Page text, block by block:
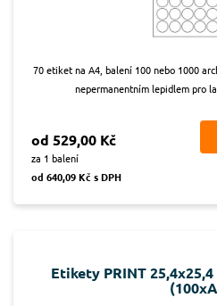
70 etiket na A4, balení 100 nebo 1000
nepermanentním lepidlem pro
od 529,00 Kč
za 1 balení
od 640,09 Kč s DPH
Etikety PRINT